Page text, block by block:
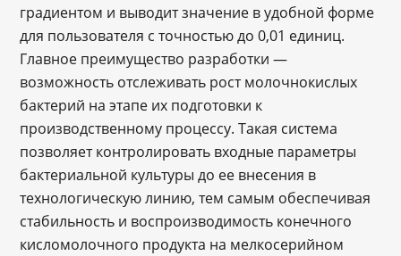
градиентом и выводит значение в удобной форме
для пользователя с точностью до 0,01 единиц.
Главное преимущество разработки —
возможность отслеживать рост молочнокислых
бактерий на этапе их подготовки к
производственному процессу. Такая система
позволяет контролировать входные параметры
бактериальной культуры до ее внесения в
технологическую линию, тем самым обеспечивая
стабильность и воспроизводимость конечного
кисломолочного продукта на мелкосерийном